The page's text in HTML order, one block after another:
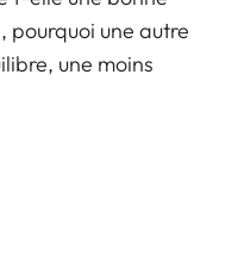
pourquoi une autre
une moins